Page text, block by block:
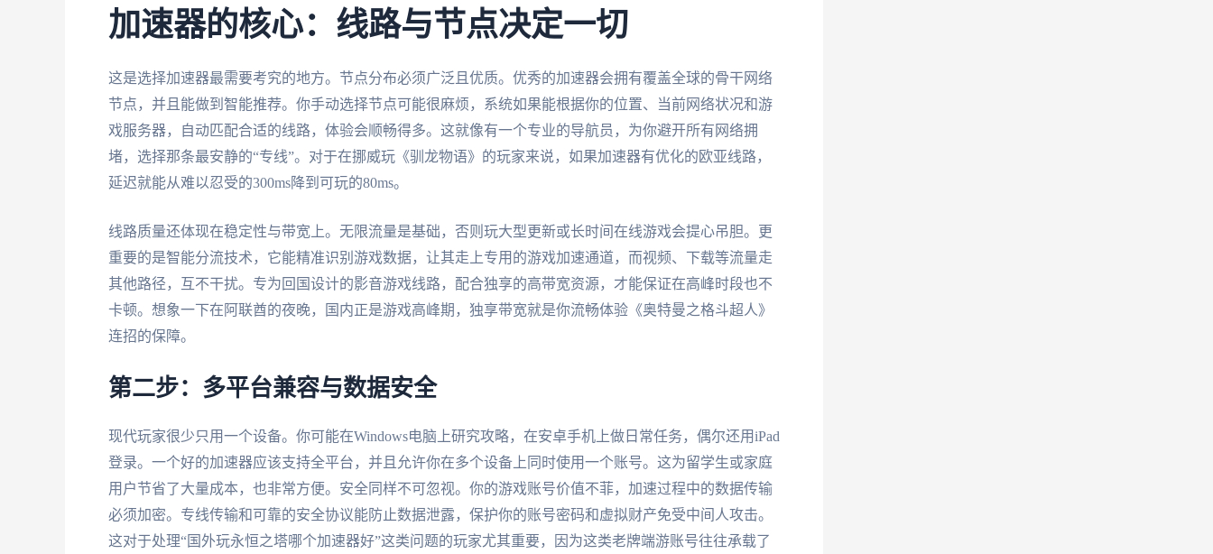
加速器的核心：线路与节点决定一切
这是选择加速器最需要考究的地方。节点分布必须广泛且优质。优秀的加速器会拥有覆盖全球的骨干网络
节点，并且能做到智能推荐。你手动选择节点可能很麻烦，系统如果能根据你的位置、当前网络状况和游
戏服务器，自动匹配合适的线路，体验会顺畅得多。这就像有一个专业的导航员，为你避开所有网络拥
堵，选择那条最安静的“专线”。对于在挪威玩《驯龙物语》的玩家来说，如果加速器有优化的欧亚线路，
延迟就能从难以忍受的300ms降到可玩的80ms。
线路质量还体现在稳定性与带宽上。无限流量是基础，否则玩大型更新或长时间在线游戏会提心吊胆。更
重要的是智能分流技术，它能精准识别游戏数据，让其走上专用的游戏加速通道，而视频、下载等流量走
其他路径，互不干扰。专为回国设计的影音游戏线路，配合独享的高带宽资源，才能保证在高峰时段也不
卡顿。想象一下在阿联酋的夜晚，国内正是游戏高峰期，独享带宽就是你流畅体验《奥特曼之格斗超人》
连招的保障。
第二步：多平台兼容与数据安全
现代玩家很少只用一个设备。你可能在Windows电脑上研究攻略，在安卓手机上做日常任务，偶尔还用iPad
登录。一个好的加速器应该支持全平台，并且允许你在多个设备上同时使用一个账号。这为留学生或家庭
用户节省了大量成本，也非常方便。安全同样不可忽视。你的游戏账号价值不菲，加速过程中的数据传输
必须加密。专线传输和可靠的安全协议能防止数据泄露，保护你的账号密码和虚拟财产免受中间人攻击。
这对于处理“国外玩永恒之塔哪个加速器好”这类问题的玩家尤其重要，因为这类老牌端游账号往往承载了